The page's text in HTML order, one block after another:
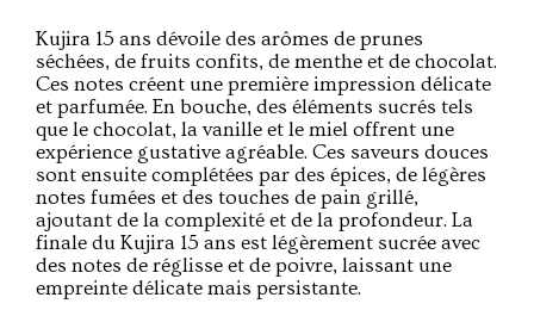
Kujira 15 ans dévoile des arômes de prunes
séchées, de fruits confits, de menthe et de chocolat.
Ces notes créent une première impression délicate
et parfumée. En bouche, des éléments sucrés tels
que le chocolat, la vanille et le miel offrent une
expérience gustative agréable. Ces saveurs douces
sont ensuite complétées par des épices, de légères
notes fumées et des touches de pain grillé,
ajoutant de la complexité et de la profondeur. La
finale du Kujira 15 ans est légèrement sucrée avec
des notes de réglisse et de poivre, laissant une
empreinte délicate mais persistante.